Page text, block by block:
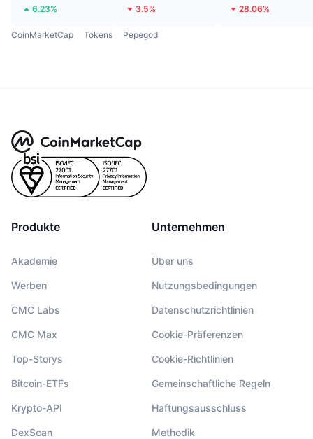
6.23% 3.5% 28.06%
CoinMarketCap Tokens Pepegod
Produkte
Akademie
Werben
CMC Labs
CMC Max
Top-Storys
Bitcoin-ETFs
Krypto-API
DexScan
Unternehmen
Über uns
Nutzungsbedingungen
Datenschutzrichtlinien
Cookie-Präferenzen
Cookie-Richtlinien
Gemeinschaftliche Regeln
Haftungsausschluss
Methodik